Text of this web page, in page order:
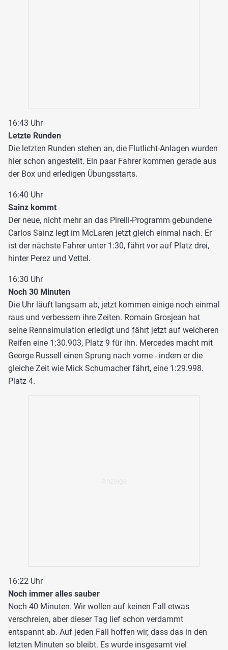
16:43 Uhr
Letzte Runden
Die letzten Runden stehen an, die Flutlicht-Anlagen wurden
hier schon angestellt. Ein paar Fahrer kommen gerade aus
der Box und erledigen Übungsstarts.
16:40 Uhr
Sainz kommt
Der neue, nicht mehr an das Pirelli-Programm gebundene
Carlos Sainz legt im McLaren jetzt gleich einmal nach. Er
ist der nächste Fahrer unter 1:30, fährt vor auf Platz drei,
hinter Perez und Vettel.
16:30 Uhr
Noch 30 Minuten
Die Uhr läuft langsam ab, jetzt kommen einige noch einmal
raus und verbessern ihre Zeiten. Romain Grosjean hat
seine Rennsimulation erledigt und fährt jetzt auf weicheren
Reifen eine 1:30.903, Platz 9 für ihn. Mercedes macht mit
George Russell einen Sprung nach vorne - indem er die
gleiche Zeit wie Mick Schumacher fährt, eine 1:29.998.
Platz 4.
16:22 Uhr
Noch immer alles sauber
Noch 40 Minuten. Wir wollen auf keinen Fall etwas
verschreien, aber dieser Tag lief schon verdammt
entspannt ab. Auf jeden Fall hoffen wir, dass das in den
letzten Minuten so bleibt. Es wurde insgesamt viel